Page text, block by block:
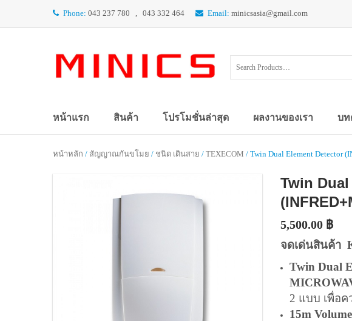
Phone: 043 237 780 , 043 332 464 Email: minicsasia@gmail.com
หน้าแรก สินค้า โปรโมชั่นล่าสุด ผลงานของเรา บท
หน้าหลัก / สัญญาณกันขโมย / ชนิด เดินสาย / TEXECOM / Twin Dual Element Detector
Twin
5,500.00 ฿
จดเด่นสินค้า
Twin Dual
2 แบบ เพื่อ
15m